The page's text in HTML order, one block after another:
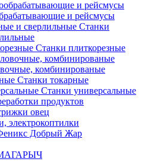
и рейсмусы
Станки
Станки плиткорезные
комбинированые
Станки токарные
Станки универсальные
продуктов
овец
электрокоптилки
Добрый Жар
МАГАРЫЧ